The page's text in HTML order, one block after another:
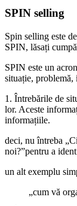
SPIN selling
Spin selling este
SPIN, lăsați
SPIN este un
situație, problemă,
1. Întrebările de
lor. Aceste
informațiile.
deci, nu întreba
noi?”pentru a
un alt exemplu
„cum vă